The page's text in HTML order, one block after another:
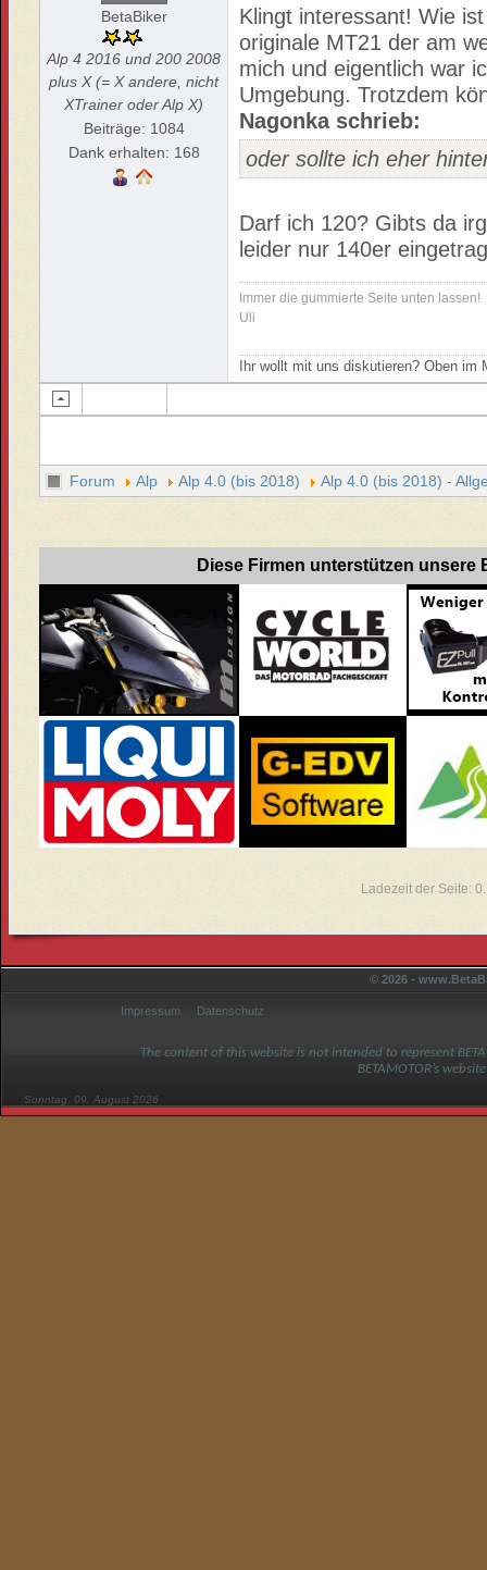
BetaBiker
Alp 4 2016 und 200 2008
plus X (= X andere, nicht
XTrainer oder Alp X)
Beiträge: 1084
Dank erhalten: 168
Klingt interessant! Wie
originale MT21 der am
mich und eigentlich war
Umgebung. Trotzdem
Nagonka schrieb:
oder sollte ich eher
Darf ich 120? Gibts da
leider nur 140er
Immer die gummierte Seite unten lassen!
Uli
Ihr wollt mit uns diskutieren? Oben
Forum Alp Alp 4.0 (bis 2018) Alp 4.0 (bis 2018) -
Diese Firmen unterstützen unsere
Ladezeit der Seite:
© 2026 -
Impressum Datenschutz
The content of this website is not intended to represent
BETAMOTOR’s
Sonntag, 09. August 2026